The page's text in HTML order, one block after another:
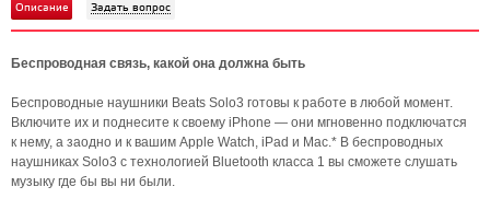
Описание Задать вопрос
Беспроводная связь, какой она должна быть
Беспроводные наушники Beats Solo3 готовы к работе в любой момент.
Включите их и поднесите к своему iPhone — они мгновенно подключатся
к нему, а заодно и к вашим Apple Watch, iPad и Mac.* В беспроводных
наушниках Solo3 с технологией Bluetooth класса 1 вы сможете слушать
музыку где бы вы ни были.